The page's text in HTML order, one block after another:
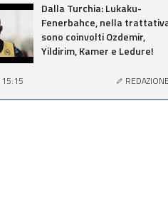
Dalla Turchia: Lukaku-
Fenerbahce, nella
sono coinvolti Ozdemir,
Yildirim, Kamer e Ledure!
REDAZIONE